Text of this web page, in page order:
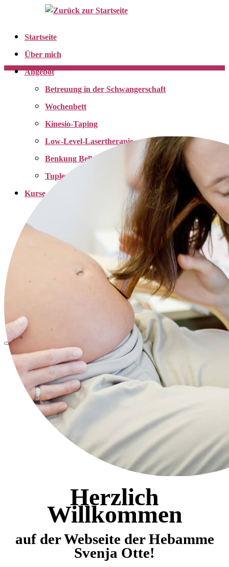
springenStartseite
Über mich
Angebot
Betreuung in der Schwangerschaft
Wochenbett
Kinesio-Taping
Low-Level-Lasertherapie
Benkung Belly Binding
Tupler Technik
Kurse
Yoga nach der Rückbildung
Beikostseminar
Vegane und vegetarische Ernährung in
Schwangerschaft und Stillzeit
Kontakt
Herzlich
Willkommen
auf der Webseite der Hebamme
Svenja Otte!